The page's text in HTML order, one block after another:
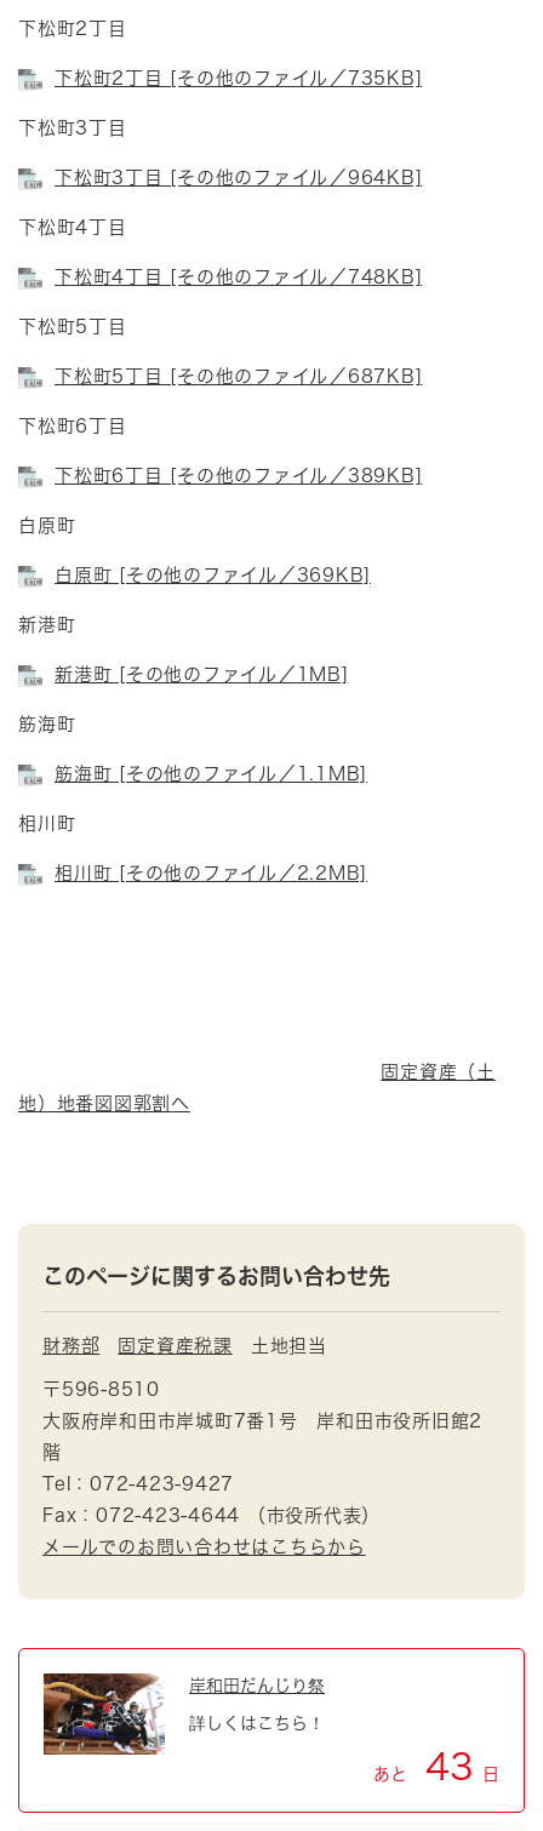
下松町2丁目
下松町2丁目 [その他のファイル／735KB]
下松町3丁目
下松町3丁目 [その他のファイル／964KB]
下松町4丁目
下松町4丁目 [その他のファイル／748KB]
下松町5丁目
下松町5丁目 [その他のファイル／687KB]
下松町6丁目
下松町6丁目 [その他のファイル／389KB]
白原町
白原町 [その他のファイル／369KB]
新港町
新港町 [その他のファイル／1MB]
筋海町
筋海町 [その他のファイル／1.1MB]
相川町
相川町 [その他のファイル／2.2MB]
固定資産（土
地）地番図図郭割へ
このページに関するお問い合わせ先
財務部 固定資産税課 土地担当
〒596-8510
大阪府岸和田市岸城町7番1号 岸和田市役所旧館2
階
Tel：072-423-9427
Fax：072-423-4644 （市役所代表）
メールでのお問い合わせはこちらから
岸和田だんじり祭
詳しくはこちら！
あと 43 日